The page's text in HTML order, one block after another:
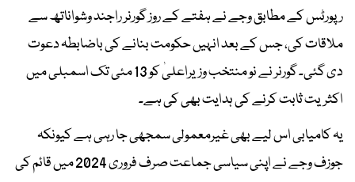
رپورٹس کے مطابق وجے نے ہفتے کے روز گورنر راجند وشواناتھ سے
ملاقات کی، جس کے بعد انہیں حکومت بنانے کی باضابطہ دعوت
دی گئی۔ گورنر نے نو منتخب وزیراعلیٰ کو 13 مئی تک اسمبلی میں
اکثریت ثابت کرنے کی ہدایت بھی کی ہے۔
یہ کامیابی اس لیے بھی غیرمعمولی سمجھی جا رہی ہے کیونکہ
جوزف وجے نے اپنی سیاسی جماعت صرف فروری 2024 میں قائم کی